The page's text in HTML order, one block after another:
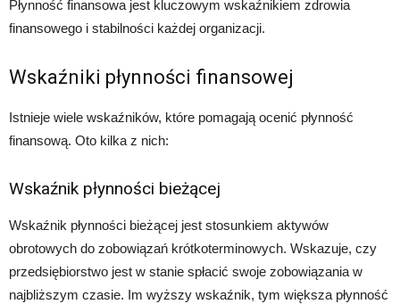
Płynność finansowa jest kluczowym wskaźnikiem zdrowia
finansowego i stabilności każdej organizacji.
Wskaźniki płynności finansowej
Istnieje wiele wskaźników, które pomagają ocenić płynność
finansową. Oto kilka z nich:
Wskaźnik płynności bieżącej
Wskaźnik płynności bieżącej jest stosunkiem aktywów
obrotowych do zobowiązań krótkoterminowych. Wskazuje, czy
przedsiębiorstwo jest w stanie spłacić swoje zobowiązania w
najbliższym czasie. Im wyższy wskaźnik, tym większa płynność